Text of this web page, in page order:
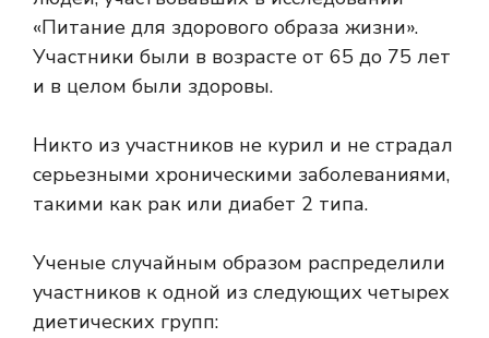
«Питание для здорового образа жизни».
Участники были в возрасте от 65 до 75 лет
и в целом были здоровы.
Никто из участников не курил и не страдал
серьезными хроническими заболеваниями,
такими как рак или диабет 2 типа.
Ученые случайным образом распределили
участников к одной из следующих четырех
диетических групп: